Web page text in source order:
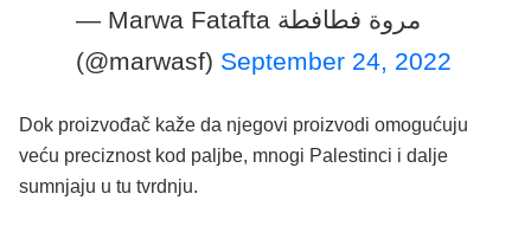
— Marwa Fatafta مروة فطافطة
(@marwasf) September 24, 2022
Dok proizvođač kaže da njegovi proizvodi omogućuju
veću preciznost kod paljbe, mnogi Palestinci i dalje
sumnjaju u tu tvrdnju.